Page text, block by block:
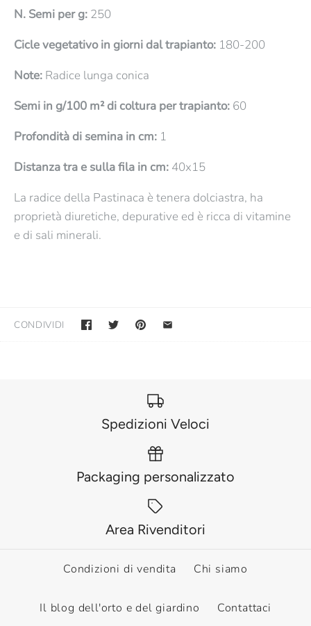
N. Semi per g: 250
Cicle vegetativo in giorni dal trapianto: 180-200
Note: Radice lunga conica
Semi in g/100 m² di coltura per trapianto: 60
Profondità di semina in cm: 1
Distanza tra e sulla fila in cm: 40x15
La radice della Pastinaca è tenera dolciastra, ha
proprietà diuretiche, depurative ed è ricca di vitamine
e di sali minerali.
CONDIVIDI
Spedizioni Veloci
Packaging personalizzato
Area Rivenditori
Condizioni di vendita Chi siamo
Il blog dell'orto e del giardino Contattaci